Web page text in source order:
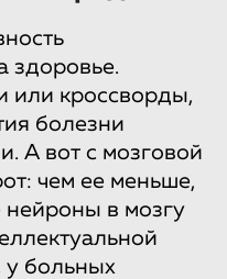
здоровье.
или кроссворды,
болезни
А вот с мозговой
чем ее меньше,
нейроны в мозгу
у больных